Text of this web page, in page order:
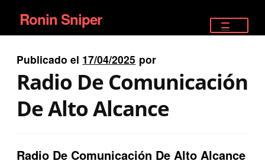
Ir
a
la
navegación
Ir
al
contenido
Ronin Sniper
EQUIPAMIENTO ÉLITE
PISTOLAS
SATELITALES
Publicado el 17/04/2025 por
Radio De Comunicación
De Alto Alcance
Radio De Comunicación De Alto Alcance